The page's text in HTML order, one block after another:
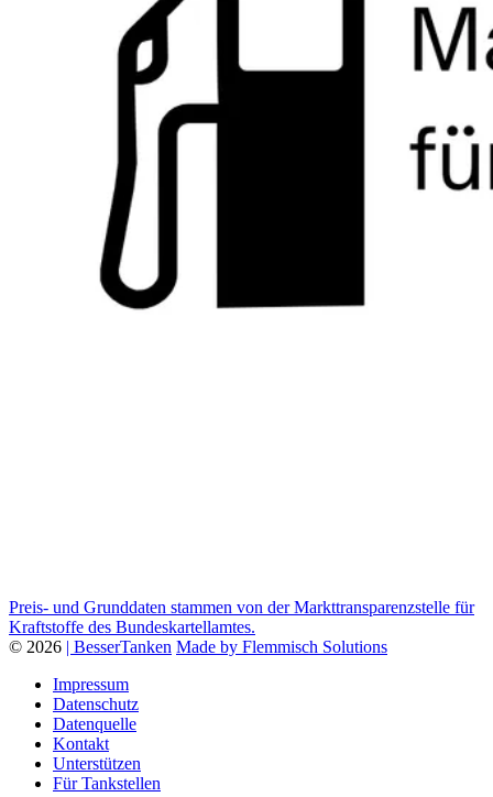
Preis- und Grunddaten stammen von der Markttransparenzstelle für
Kraftstoffe des Bundeskartellamtes.
© 2026 | BesserTanken Made by Flemmisch Solutions
Impressum
Datenschutz
Datenquelle
Kontakt
Unterstützen
Für Tankstellen